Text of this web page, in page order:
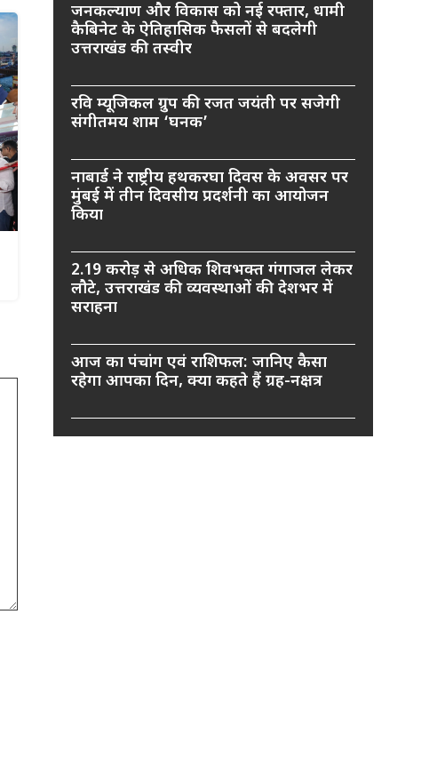
जनकल्याण और विकास को नई रफ्तार, धामी
कैबिनेट के ऐतिहासिक फैसलों से बदलेगी
उत्तराखंड की तस्वीर
रवि म्यूजिकल ग्रुप की रजत जयंती पर सजेगी
संगीतमय शाम ‘घनक’
नाबार्ड ने राष्ट्रीय हथकरघा दिवस के अवसर पर
मुंबई में तीन दिवसीय प्रदर्शनी का आयोजन
किया
2.19 करोड़ से अधिक शिवभक्त गंगाजल लेकर
लौटे, उत्तराखंड की व्यवस्थाओं की देशभर में
सराहना
आज का पंचांग एवं राशिफल: जानिए कैसा
रहेगा आपका दिन, क्या कहते हैं ग्रह-नक्षत्र